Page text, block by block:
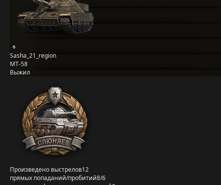
Sasha_21_region
MT-58
Выжил
Произведено выстрелов12
прямых попаданий/пробитий8/6